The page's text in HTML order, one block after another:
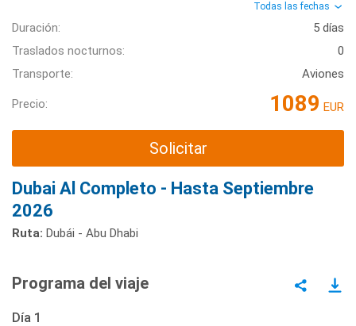
Todas las fechas
Duración:
5 días
Traslados nocturnos:
0
Transporte:
Aviones
Precio: 1089 EUR
Solicitar
Dubai Al Completo - Hasta Septiembre
2026
Ruta: Dubái - Abu Dhabi
Programa del viaje
Día 1